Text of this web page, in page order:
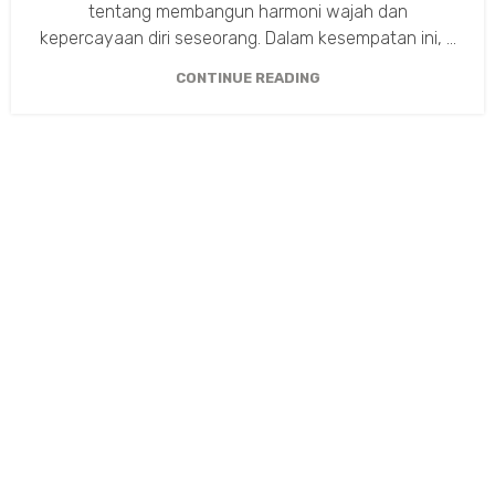
tentang membangun harmoni wajah dan
kepercayaan diri seseorang. Dalam kesempatan ini, ...
CONTINUE READING